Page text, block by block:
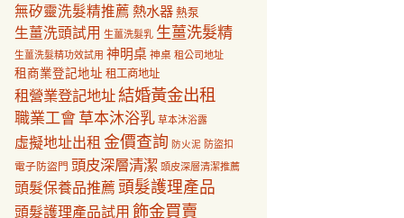
無矽靈洗髮精推薦 熱水器 熱泵
生薑洗頭試用 生薑洗髮乳 生薑洗髮精
生薑洗髮精功效試用 神明桌 神桌 租公司地址
租商業登記地址 租工商地址
租營業登記地址結婚黃金出租
職業工會草本沐浴乳 草本沐浴露
虛擬地址出租 金價查詢 防火泥 防盜扣
電子防盜門 頭皮深層清潔 頭皮深層清潔推薦
頭髮保養品推薦 頭髮護理產品
頭髮護理產品試用 飾金買賣